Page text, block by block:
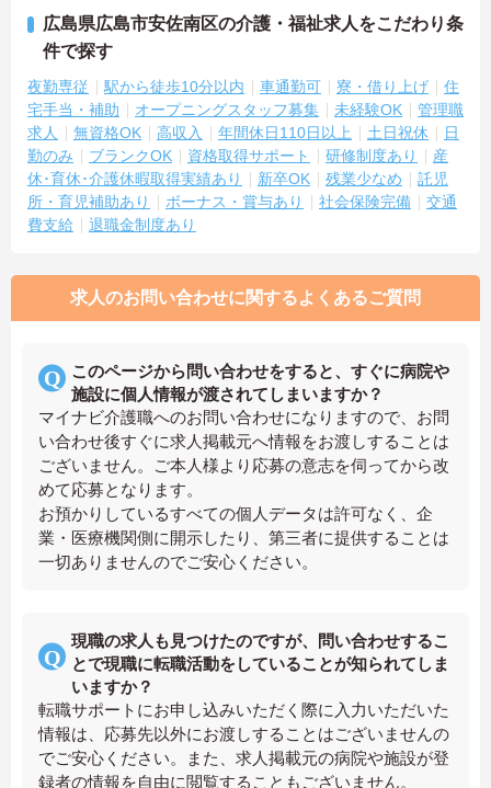
広島県広島市安佐南区の介護・福祉求人をこだわり条
件で探す
夜勤専従 駅から徒歩10分以内 車通勤可 寮・借り上げ
住
宅手当・補助
オープニングスタッフ募集 未経験OK
管理職
求人
無資格OK 高収入 年間休日110日以上 土日祝休
日
勤のみ
ブランクOK 資格取得サポート 研修制度あり
産
休･育休･介護休暇取得実績あり
新卒OK 残業少なめ
託児
所・育児補助あり
ボーナス・賞与あり 社会保険完備
交通
費支給
退職金制度あり
求人のお問い合わせに関するよくあるご質問
このページから問い合わせをすると、すぐに病院や
施設に個人情報が渡されてしまいますか？
マイナビ介護職へのお問い合わせになりますので、お問
い合わせ後すぐに求人掲載元へ情報をお渡しすることは
ございません。ご本人様より応募の意志を伺ってから改
めて応募となります。
お預かりしているすべての個人データは許可なく、企
業・医療機関側に開示したり、第三者に提供することは
一切ありませんのでご安心ください。
現職の求人も見つけたのですが、問い合わせするこ
とで現職に転職活動をしていることが知られてしま
いますか？
転職サポートにお申し込みいただく際に入力いただいた
情報は、応募先以外にお渡しすることはございませんの
でご安心ください。また、求人掲載元の病院や施設が登
録者の情報を自由に閲覧することもございません。